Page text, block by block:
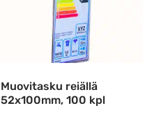
Muovitasku reiällä
52x100mm, 100 kpl